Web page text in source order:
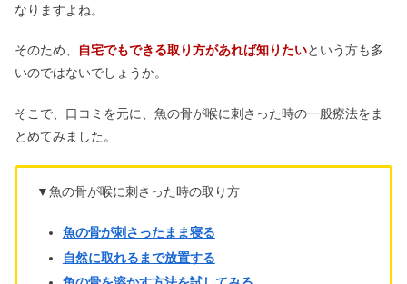
なりますよね。
そのため、 自宅でもできる取り方があれば知りたいという方も多
いのではないでしょうか。
そこで、口コミを元に、魚の骨が喉に刺さった時の一般療法をま
とめてみました。
▼魚の骨が喉に刺さった時の取り方
魚の骨が刺さったまま寝る
自然に取れるまで放置する